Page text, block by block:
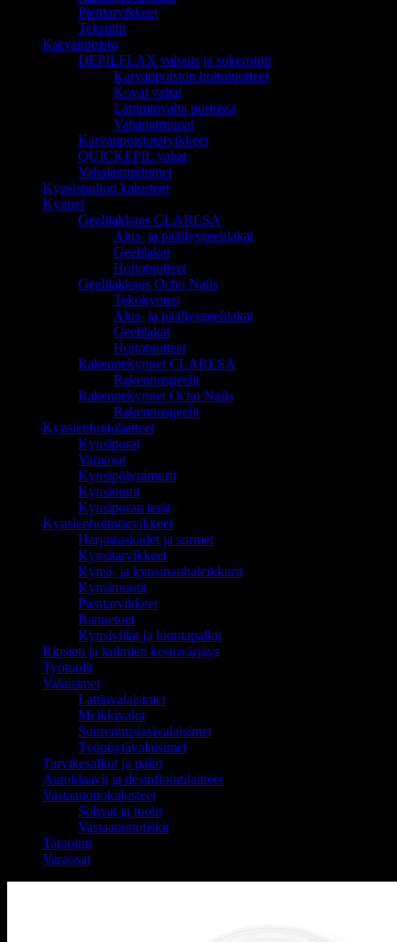
Pientarvikkeet
Tekstiilit
Karvanpoisto
DEPILFLAX vahaus ja sokerointi
Karvanpoiston hoitotuotteet
Kovat vahat
Lämminvaha purkissa
Vahapatruunat
Karvanpoistotarvikkeet
QUICKEPIL vahat
Vahalämmittimet
Kynsistudion kalusteet
Kynnet
Geelilakkaus CLARESA
Alus- ja päällysgeelilakat
Geelilakat
Hoitotuotteet
Geelilakkaus Ocho Nails
Tekokynnet
Alus- ja päällysgeelilakat
Geelilakat
Hoitotuotteet
Rakennekynnet CLARESA
Rakennusgeelit
Rakennekynnet Ocho Nails
Rakennusgeelit
Kynsienhoitolaitteet
Kynsiporat
Varaosat
Kynsipölynimurit
Kynsiuunit
Kynsiporan terät
Kynsienhoitotarvikkeet
Harjoituskädet ja sormet
Kynsitarvikkeet
Kynsi- ja kynsinauhaleikkurit
Kynsimuotit
Pientarvikkeet
Rannetuet
Kynsiviilat ja hiontapalkit
Ripsien ja kulmien kestovärjäys
Työtuolit
Valaisimet
Lattiavalaisimet
Meikkivalot
Suurennuslasivalaisimet
Työpöytävalaisimet
Tarvikesalkut ja pakit
Autoklaavit ja desinfiointilaitteet
Vastaanottokalusteet
Sohvat ja tuolit
Vastaanottotiskit
Tatuointi
Varaosat